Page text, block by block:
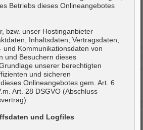
Betriebs dieses Onlineangebotes
bzw. unser Hostinganbieter
Inhaltsdaten, Vertragsdaten,
und Kommunikationsdaten von
und Besuchern dieses
unserer berechtigten
und sicheren
Onlineangebotes gem. Art. 6
Art. 28 DSGVO (Abschluss
und Logfiles